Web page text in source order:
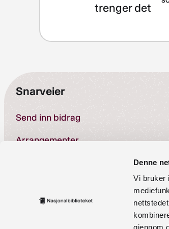
Denne
Vi bruker
trenger det
Snarveier
Send inn bidrag
Arrangementer
Tilgjengelighetserklæring